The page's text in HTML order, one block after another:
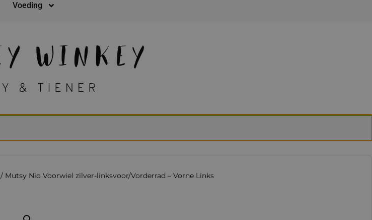
Voeding
/ Mutsy Nio Voorwiel zilver-linksvoor/Vorderrad – Vorne Links